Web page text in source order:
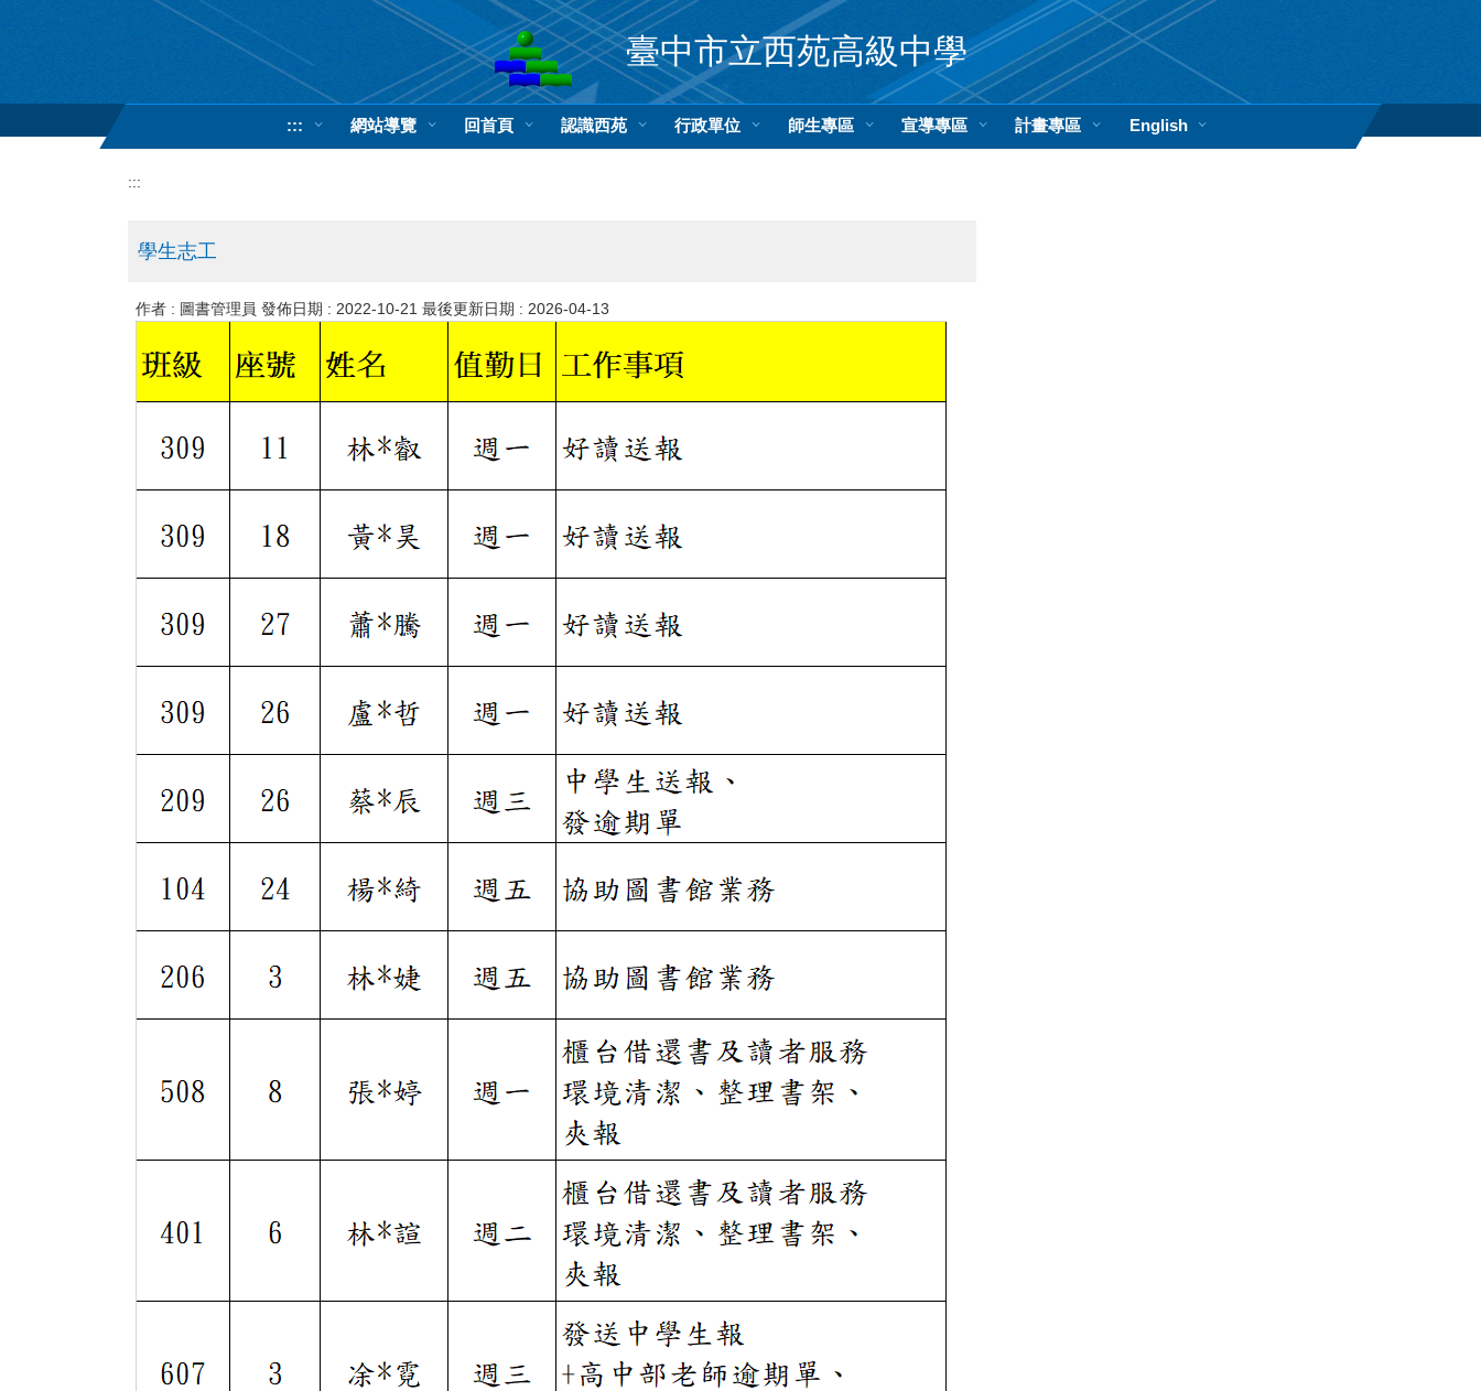
內
臺中市立西苑高級中學
::: 網站導覽 回首頁 認識西苑 行政單位 師生專區 宣導專區 計畫專區 English
:::
學生志工
作者 : 圖書管理員 發佈日期 : 2022-10-21 最後更新日期 : 2026-04-13